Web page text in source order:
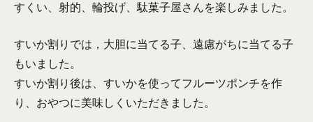
すくい、射的、輪投げ、駄菓子屋さんを楽しみました。
すいか割りでは，大胆に当てる子、遠慮がちに当てる子
もいました。
すいか割り後は、すいかを使ってフルーツポンチを作
り、おやつに美味しくいただきました。